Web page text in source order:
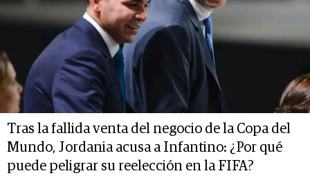
Tras la fallida venta del negocio de la Copa del
Mundo, Jordania acusa a Infantino: ¿Por qué
puede peligrar su reelección en la FIFA?